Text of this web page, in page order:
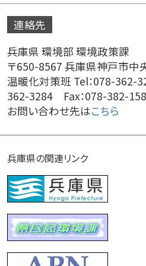
連絡先
兵庫県 環境部 環境政策課
〒650-8567 兵庫県神戸市中
温暖化対策班 Tel：078-362-
362-3284 Fax：078-382-
お問い合わせ先はこちら
兵庫県の関連リンク